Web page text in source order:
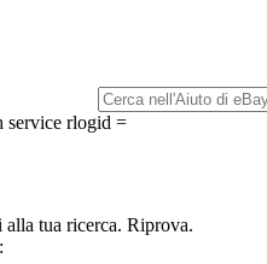
service rlogid =
tua ricerca. Riprova.